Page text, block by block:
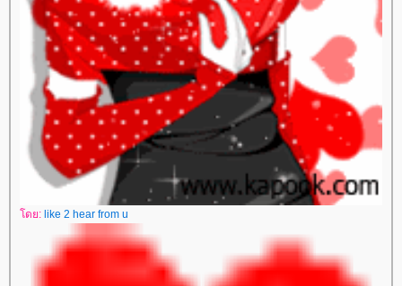
ดย: like 2 hear from u